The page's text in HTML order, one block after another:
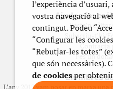
Ajuda a fer
Feste’n
Subscriu-t’hi/
Fes un
Els llibres
L’any 2012 vam posar en marxa
l’experiència
vostra navegació al
contingut. Podeu
“Configurar les
“Rebutjar-les totes”
que són necessàries).
de cookiesper